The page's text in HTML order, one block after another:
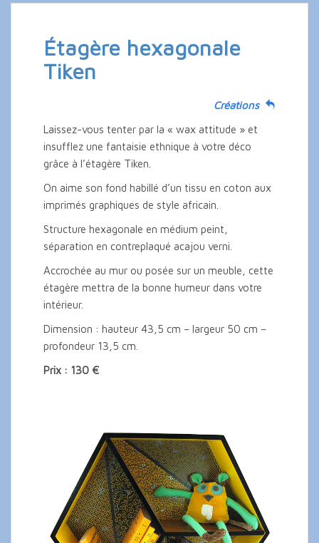
Étagère hexagonale
Tiken
Créations
Laissez-vous tenter par la « wax attitude » et
insufflez une fantaisie ethnique à votre déco
grâce à l’étagère Tiken.
On aime son fond habillé d’un tissu en coton aux
imprimés graphiques de style africain.
Structure hexagonale en médium peint,
séparation en contreplaqué acajou verni.
Accrochée au mur ou posée sur un meuble, cette
étagère mettra de la bonne humeur dans votre
intérieur.
Dimension : hauteur 43,5 cm – largeur 50 cm –
profondeur 13,5 cm.
Prix : 130 €